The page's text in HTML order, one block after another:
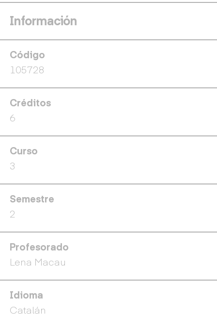
Información
Código
105728
Créditos
6
Curso
3
Semestre
2
Profesorado
Lena Macau
Idioma
Catalán